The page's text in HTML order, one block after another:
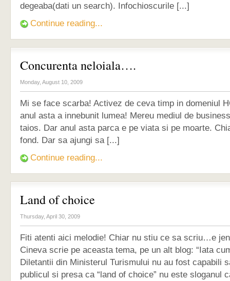
degeaba(dati un search). Infochioscurile [...]
Continue reading...
Concurenta neloiala….
Monday, August 10, 2009
Mi se face scarba! Activez de ceva timp in domeniul
anul asta a innebunit lumea! Mereu mediul de
taios. Dar anul asta parca e pe viata si pe moarte.
fond. Dar sa ajungi sa [...]
Continue reading...
Land of choice
Thursday, April 30, 2009
Fiti atenti aici melodie! Chiar nu stiu ce sa scriu…e
Cineva scrie pe aceasta tema, pe un alt blog: “Iata
Diletantii din Ministerul Turismului nu au fost capabili
publicul si presa ca “land of choice” nu este sloganul